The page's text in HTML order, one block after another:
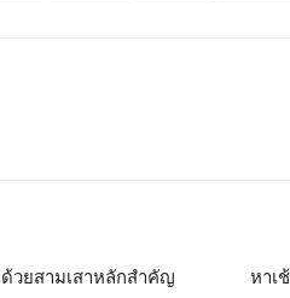
วยสามเสาหลักสำคัญ หาเ